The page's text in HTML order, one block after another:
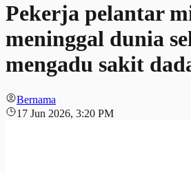
Pekerja pelantar
meninggal dunia
mengadu sakit
Bernama
17 Jun 2026, 3:20 PM